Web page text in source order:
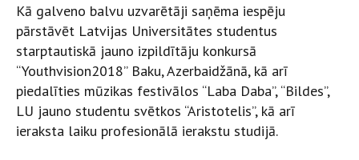
Kā galveno balvu uzvarētāji saņēma iespēju
pārstāvēt Latvijas Universitātes studentus
starptautiskā jauno izpildītāju konkursā
“Youthvision2018” Baku, Azerbaidžānā, kā arī
piedalīties mūzikas festivālos “Laba Daba”, “Bildes”,
LU jauno studentu svētkos “Aristotelis”, kā arī
ieraksta laiku profesionālā ierakstu studijā.